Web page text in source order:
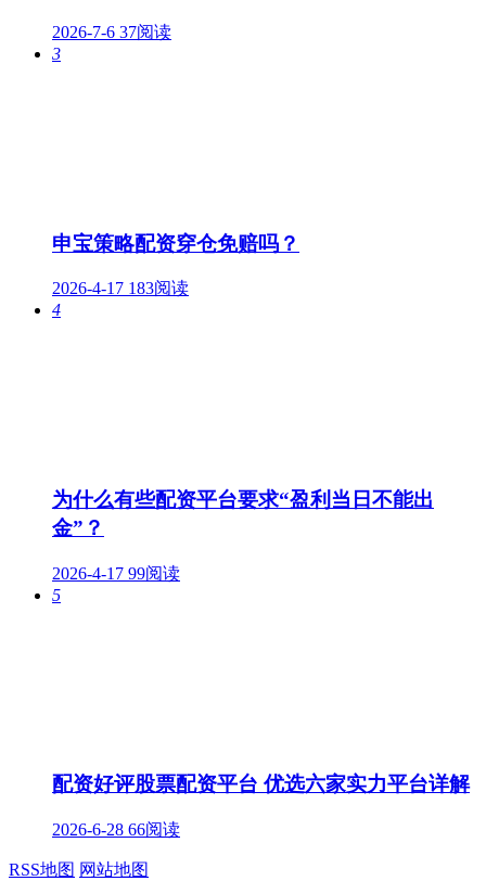
2026-7-6 37阅读
3
申宝策略配资穿仓免赔吗？
2026-4-17 183阅读
4
为什么有些配资平台要求“盈利当日不能出
金”？
2026-4-17 99阅读
5
配资好评股票配资平台 优选六家实力平台详解
2026-6-28 66阅读
RSS地图 网站地图